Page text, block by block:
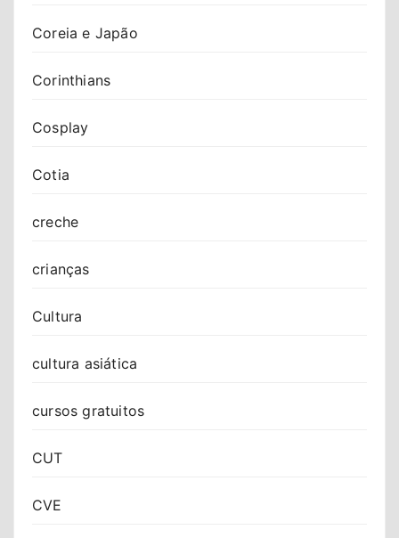
Coreia e Japão
Corinthians
Cosplay
Cotia
creche
crianças
Cultura
cultura asiática
cursos gratuitos
CUT
CVE